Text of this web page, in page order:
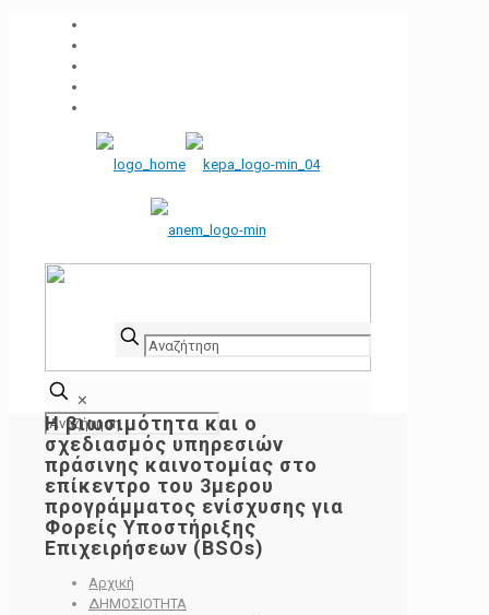
✕
Η βιωσιμότητα και ο
σχεδιασμός υπηρεσιών
πράσινης καινοτομίας στο
επίκεντρο του 3μερου
προγράμματος ενίσχυσης για
Φορείς Υποστήριξης
Επιχειρήσεων (BSOs)
Αρχική
ΔΗΜΟΣΙΟΤΗΤΑ